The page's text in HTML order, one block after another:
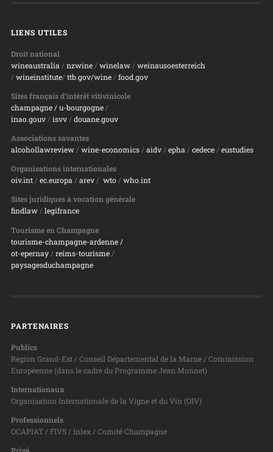
LIENS UTILES
Droit national
wineaustralia / nzwine/ winelaw/ weinausoesterreich
/ wineinstitute/ ttb.gov/wine/ food.gov
Sites français d’intérêt vitivinicole
champagne/ u-bourgogne/
inao.gouv/ isvv/ douane.gouv
Associations savantes
alcohollawreview/ wine-economics/ aidv/ epha / cedece/ eustudies
Organisations internationales
oiv.int/ ec.europa/ arev/ wto/ who.int
Sites juridiques à vocation générale
findlaw/ legifrance
Tourisme en Champagne
tourisme-champagne-ardenne /
ot-epernay/ reims-tourisme/
paysagesduchampagne
PARTENAIRES
Publics
Région Grand-Est / Conseil Départemental de la Marne / Commission
Européenne (dans le cadre du Programme Jean Monnet)
Internationaux
Organisation Internationale de la Vigne et du Vin (OIV)
Professionnels
OCAPIAT / FIVS / Inlex / Comité Champagne